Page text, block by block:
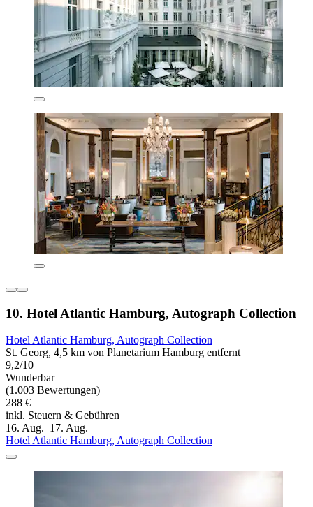
10. Hotel Atlantic Hamburg, Autograph Collection
Hotel Atlantic Hamburg, Autograph Collection
St. Georg, 4,5 km von Planetarium Hamburg entfernt
9,2/10
Wunderbar
(1.003 Bewertungen)
288 €
inkl. Steuern & Gebühren
16. Aug.–17. Aug.
Hotel Atlantic Hamburg, Autograph Collection